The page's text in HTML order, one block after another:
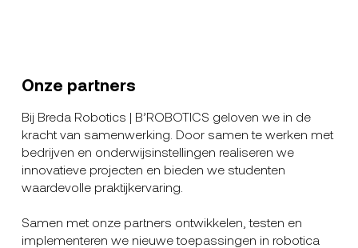
Onze partners
Bij Breda Robotics | B’ROBOTICS geloven we in de
kracht van samenwerking. Door samen te werken met
bedrijven en onderwijsinstellingen realiseren we
innovatieve projecten en bieden we studenten
waardevolle praktijkervaring.
Samen met onze partners ontwikkelen, testen en
implementeren we nieuwe toepassingen in robotica